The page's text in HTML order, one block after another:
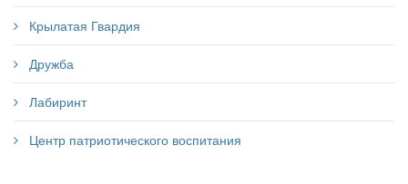
Крылатая Гвардия
Дружба
Лабиринт
Центр патриотического воспитания